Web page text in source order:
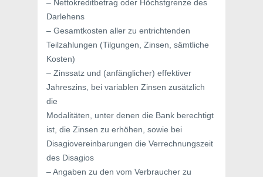
– Nettokreditbetrag oder Höchstgrenze des
Darlehens
– Gesamtkosten aller zu entrichtenden
Teilzahlungen (Tilgungen, Zinsen, sämtliche
Kosten)
– Zinssatz und (anfänglicher) effektiver
Jahreszins, bei variablen Zinsen zusätzlich
die
Modalitäten, unter denen die Bank berechtigt
ist, die Zinsen zu erhöhen, sowie bei
Disagiovereinbarungen die Verrechnungszeit
des Disagios
– Angaben zu den vom Verbraucher zu